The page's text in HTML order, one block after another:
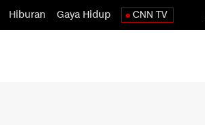
Hiburan Gaya Hidup CNN TV